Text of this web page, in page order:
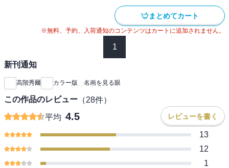
まとめてカート
※無料、予約、入荷通知のコンテンツはカートに追加されません。
1
新刊通知
高階秀爾 カラー版 名画を見る眼
この作品のレビュー （28件）
平均 4.5 レビューを書く
13
12
1